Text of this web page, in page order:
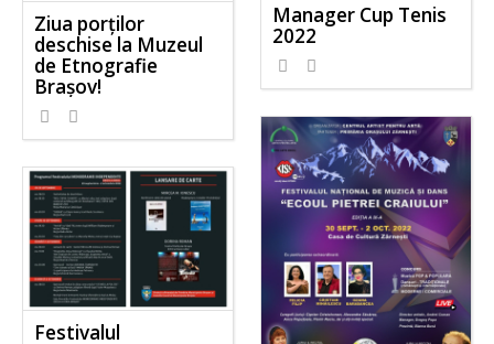
Manager Cup Tenis
2022
Ziua porților
deschise la Muzeul
de Etnografie
Brașov!
Festivalul